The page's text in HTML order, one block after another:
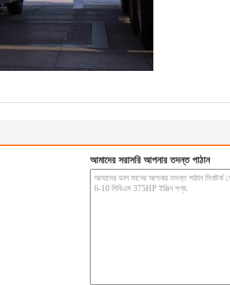
আমাদের সরাসরি আপনার তদন্ত পাঠান